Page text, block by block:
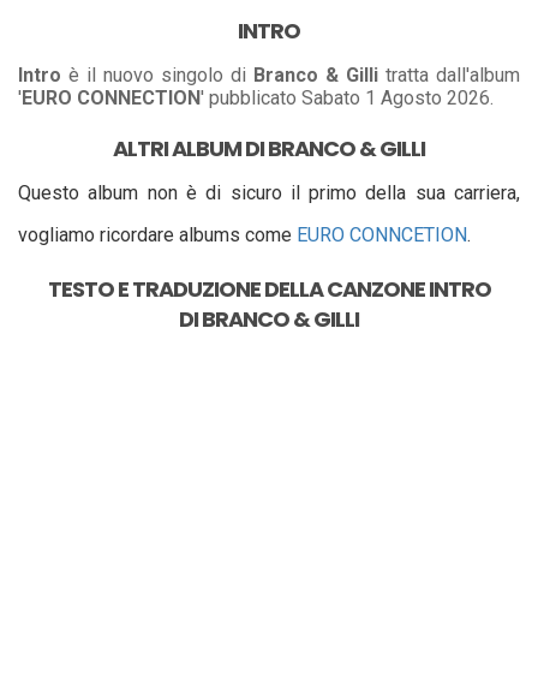
INTRO
Intro è il nuovo singolo di Branco & Gilli tratta dall'album
'EURO CONNECTION' pubblicato Sabato 1 Agosto 2026.
ALTRI ALBUM DI BRANCO & GILLI
Questo album non è di sicuro il primo della sua carriera,
vogliamo ricordare albums come EURO CONNCETION.
TESTO E TRADUZIONE DELLA CANZONEINTRO
DIBRANCO & GILLI